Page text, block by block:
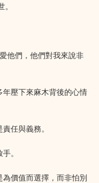
他們，他們對我來說非
壓下來麻木背後的心情
任與義務。
。
價值而選擇，而非怕別